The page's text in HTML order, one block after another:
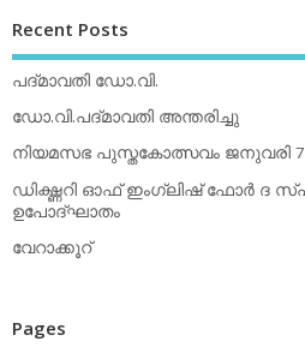
Recent Posts
പദ്മാവതി ഡോ.വി.
ഡോ.വി.പദ്മാവതി അന്തരിച്ചു
നിയമസഭ പുസ്തകോത്സവം ജനുവരി
ഡിക്ഷ്ണറി ഓഫ് ഇംഗ്ലിഷ് ഫോര്‍ ദ
ഉപോദ്ഘാതം
വേറാക്കൂറ്
Pages